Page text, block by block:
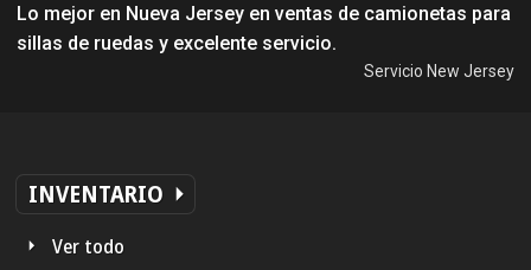
Lo mejor en Nueva Jersey en ventas de camionetas para
sillas de ruedas y excelente servicio.
Servicio New Jersey
INVENTARIO
Ver todo